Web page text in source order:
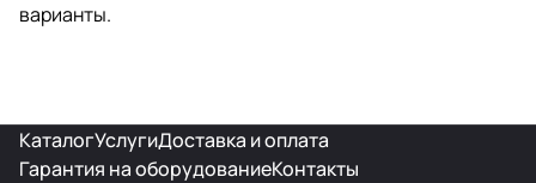
варианты.
КаталогУслугиДоставка и оплата
Гарантия на оборудованиеКонтакты